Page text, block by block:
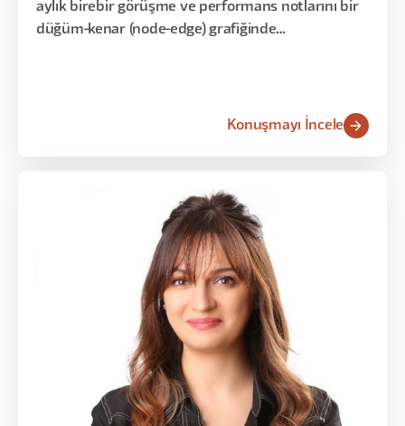
aylık birebir görüşme ve performans notlarını bir
düğüm-kenar (node-edge) grafiğinde
Konuşmayı İncele